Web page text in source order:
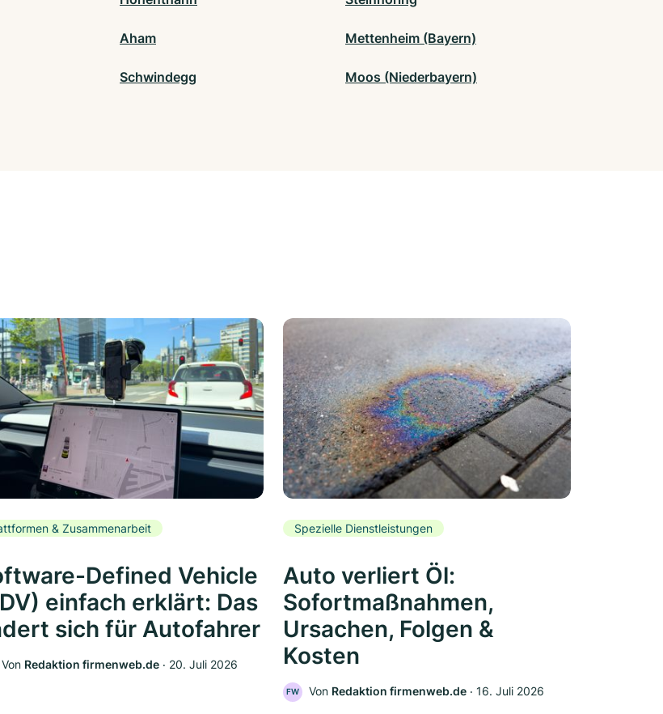
Aham Mettenheim (Bayern)
Schwindegg Moos (Niederbayern)
& Zusammenarbeit
Defined Vehicle
einfach erklärt: Das
sich für Autofahrer
Von Redaktion firmenweb.de ‧ 20. Juli 2026
Spezielle Dienstleistungen
Auto verliert Öl:
Sofortmaßnahmen,
Ursachen, Folgen &
Kosten
FW Von Redaktion firmenweb.de ‧ 16. Juli 2026